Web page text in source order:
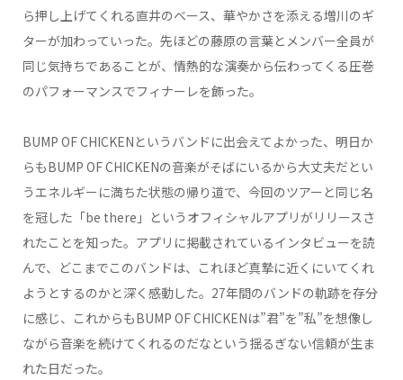
ら押し上げてくれる直井のベース、華やかさを添える増川のギ
ターが加わっていった。先ほどの藤原の言葉とメンバー全員が
同じ気持ちであることが、情熱的な演奏から伝わってくる圧巻
のパフォーマンスでフィナーレを飾った。
BUMP OF CHICKENというバンドに出会えてよかった、明日か
らもBUMP OF CHICKENの音楽がそばにいるから大丈夫だとい
うエネルギーに満ちた状態の帰り道で、今回のツアーと同じ名
を冠した「be there」というオフィシャルアプリがリリースさ
れたことを知った。アプリに掲載されているインタビューを読
んで、どこまでこのバンドは、これほど真摯に近くにいてくれ
ようとするのかと深く感動した。27年間のバンドの軌跡を存分
に感じ、これからもBUMP OF CHICKENは”君”を”私”を想像し
ながら音楽を続けてくれるのだなという揺るぎない信頼が生ま
れた日だった。